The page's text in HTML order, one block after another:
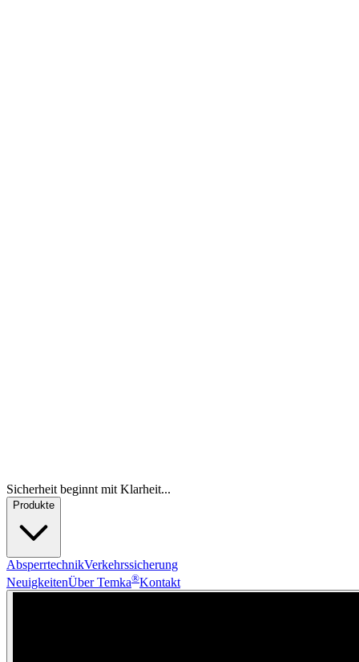
Sicherheit beginnt mit Klarheit...
Produkte
AbsperrtechnikVerkehrssicherung
NeuigkeitenÜber Temka®Kontakt